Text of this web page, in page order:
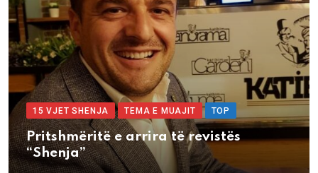
15 VJET SHENJA TEMA E MUAJIT TOP
Pritshmëritë e arrira të revistës
“Shenja”